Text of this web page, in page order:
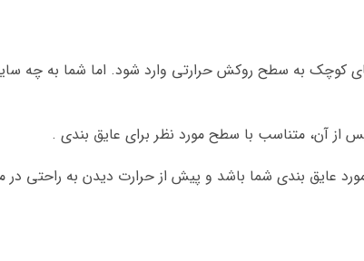
کوچک به سطح روکش حرارتی وارد شود. اما شما به چه
از آن، متناسب با سطح مورد نظر برای عایق بندی .
عایق بندی شما باشد و پیش از حرارت دیدن به راحتی در